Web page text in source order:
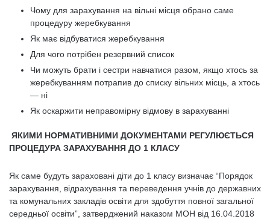
Чому для зарахування на вільні місця обрано саме
процедуру жеребкування
Як має відбуватися жеребкування
Для чого потрібен резервний список
Чи можуть брати і сестри навчатися разом, якщо хтось за
жеребкуванням потрапив до списку вільних місць, а хтось
— ні
Як оскаржити неправомірну відмову в зарахуванні
ЯКИМИ НОРМАТИВНИМИ ДОКУМЕНТАМИ РЕГУЛЮЄТЬСЯ
ПРОЦЕДУРА ЗАРАХУВАННЯ ДО 1 КЛАСУ
Як саме будуть зараховані діти до 1 класу визначає “Порядок
зарахування, відрахування та переведення учнів до державних
та комунальних закладів освіти для здобуття повної загальної
середньої освіти”, затверджений наказом МОН від 16.04.2018